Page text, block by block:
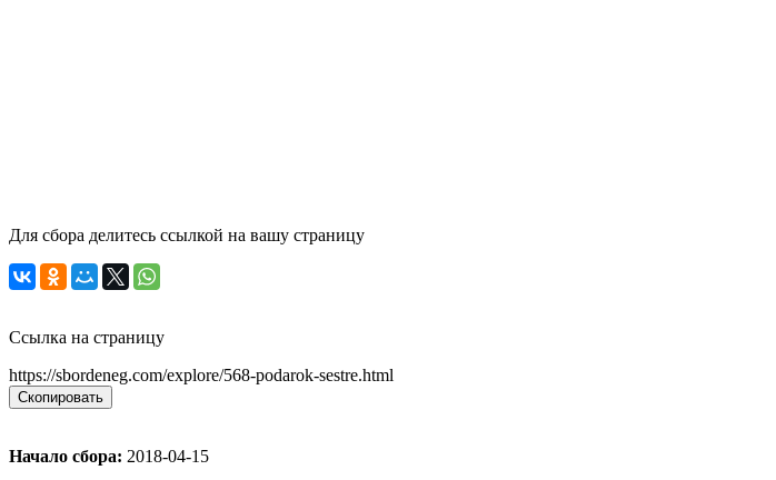
Для сбора делитесь ссылкой на вашу страницу
Ссылка на страницу
https://sbordeneg.com/explore/568-podarok-sestre.html
Скопировать
Начало сбора: 2018-04-15